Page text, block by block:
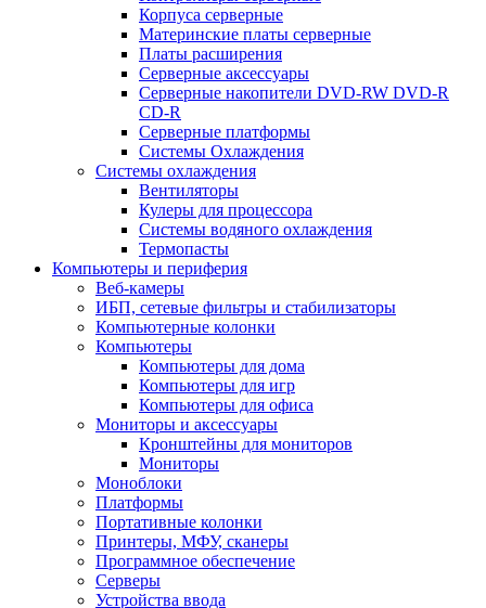
Корпуса серверные
Материнские платы серверные
Платы расширения
Серверные аксессуары
Серверные накопители DVD-RW DVD-R
CD-R
Серверные платформы
Системы Охлаждения
Системы охлаждения
Вентиляторы
Кулеры для процессора
Системы водяного охлаждения
Термопасты
Компьютеры и периферия
Веб-камеры
ИБП, сетевые фильтры и стабилизаторы
Компьютерные колонки
Компьютеры
Компьютеры для дома
Компьютеры для игр
Компьютеры для офиса
Мониторы и аксессуары
Кронштейны для мониторов
Мониторы
Моноблоки
Платформы
Портативные колонки
Принтеры, МФУ, сканеры
Программное обеспечение
Серверы
Устройства ввода